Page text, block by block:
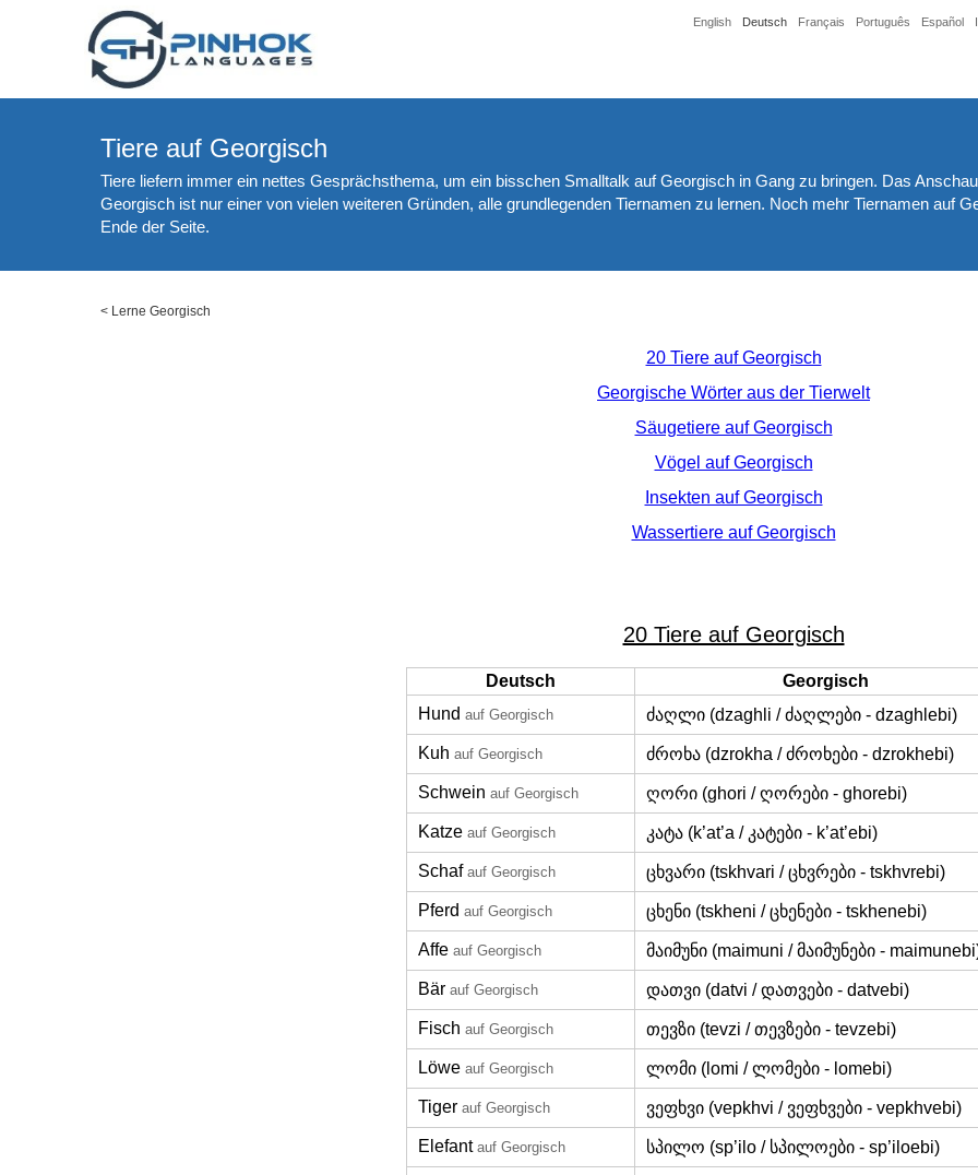
English Deutsch Français Português Español
Tiere auf Georgisch
Tiere liefern immer ein nettes Gesprächsthema, um ein bisschen Smalltalk auf Georgisch in Gang zu bringen. Das
Georgisch ist nur einer von vielen weiteren Gründen, alle grundlegenden Tiernamen zu lernen. Noch mehr Tiernamen auf
Ende der Seite.
< Lerne Georgisch
20 Tiere auf Georgisch
Georgische Wörter aus der Tierwelt
Säugetiere auf Georgisch
Vögel auf Georgisch
Insekten auf Georgisch
Wassertiere auf Georgisch
20 Tiere auf Georgisch
Deutsch
Georgisch
Hund auf Georgisch ძაღლი (dzaghli / ძაღლები - dzaghlebi)
Kuh auf Georgisch ძროხა (dzrokha / ძროხები - dzrokhebi)
Schwein auf Georgisch ღორი (ghori / ღორები - ghorebi)
Katze auf Georgisch კატა (k’at’a / კატები - k’at’ebi)
Schaf auf Georgisch ცხვარი (tskhvari / ცხვრები - tskhvrebi)
Pferd auf Georgisch ცხენი (tskheni / ცხენები - tskhenebi)
Affe auf Georgisch მაიმუნი (maimuni / მაიმუნები -
Bär auf Georgisch დათვი (datvi / დათვები - datvebi)
Fisch auf Georgisch თევზი (tevzi / თევზები - tevzebi)
Löwe auf Georgisch ლომი (lomi / ლომები - lomebi)
Tiger auf Georgisch ვეფხვი (vepkhvi / ვეფხვები - vepkhvebi)
Elefant auf Georgisch სპილო (sp’ilo / სპილოები - sp’iloebi)